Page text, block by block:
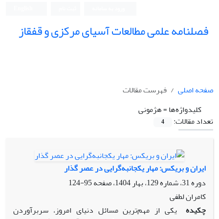
فصلنامه علمی مطالعات آسیای مرکزی و قفقاز
صفحه اصلی
فهرست مقالات
کلیدواژه‌ها =هژمونی
تعداد مقالات:
4
ایران و بریکس: مهار یکجانبه‌گرایی در عصر گذار
دوره 31، شماره 129، بهار 1404، صفحه
95-124
کامران لطفی
چکیده یکی از مهم‌ترین مسائل دنیای امروز، سربرآوردن